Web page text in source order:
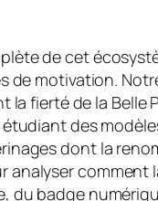
de cet
de motivation.
fierté de la
des
dont la
analyser
du badge